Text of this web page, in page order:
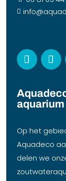

Op het
Aquadeco
delen we